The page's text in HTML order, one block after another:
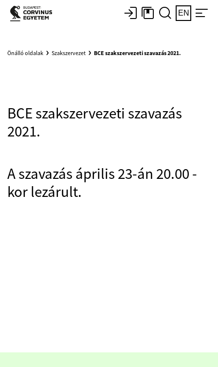
EN
Önálló oldalak Szakszervezet BCE szakszervezeti szavazás 2021.
BCE szakszervezeti szavazás
2021.
A szavazás április 23-án 20.00 -
kor lezárult.